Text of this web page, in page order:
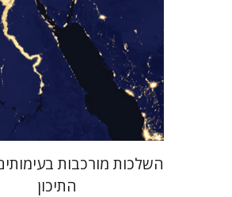
מחיר השקה
$29
השלכות מורכבות
התיכון